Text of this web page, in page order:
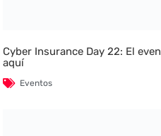
Cyber Insurance Day 22: El
aquí
Eventos